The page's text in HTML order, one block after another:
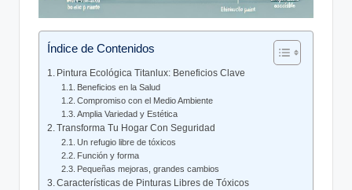
Índice de Contenidos
Pintura Ecológica Titanlux: Beneficios Clave
Beneficios en la Salud
Compromiso con el Medio Ambiente
Amplia Variedad y Estética
Transforma Tu Hogar Con Seguridad
Un refugio libre de tóxicos
Función y forma
Pequeñas mejoras, grandes cambios
Características de Pinturas Libres de Tóxicos